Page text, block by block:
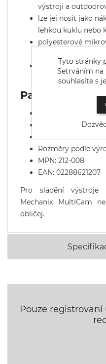
výstroji a
lze jej nosit jako
lehkou kuklu nebo
polyesterové
bezešvé
při delším nošení.
Parametry
Vzor/barva:
Materiál:
Velikost: univerzální
Rozměry podle
MPN: 212-008
EAN: 02288621207
Pro sladění
Mechanix MultiCam
obličej.
Pouze
Tyto stránky
Setrváním
souhlasíte s